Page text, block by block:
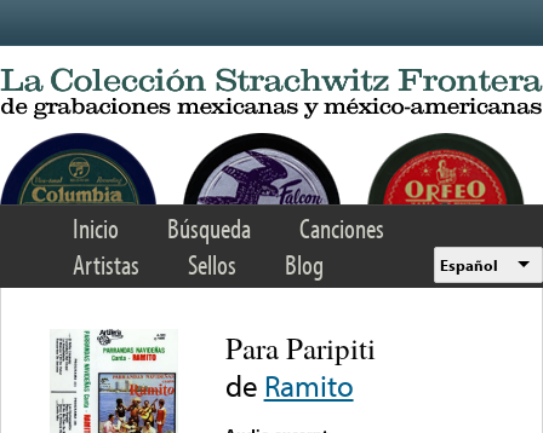
Inicio Búsqueda
Canciones
Artistas
Sellos Blog Español
Para Paripiti
de Ramito